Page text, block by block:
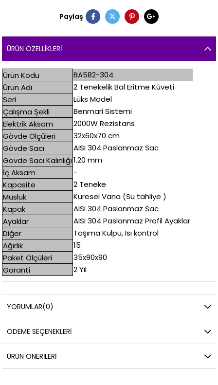
Paylaş
ÜRÜN ÖZELLIKLERI
Ürün Kodu
BA582-304
Ürün Adı
2 Tenekelik Bal Eritme Küveti
Seri
Lüks Model
Çalışma Şekli
Benmari Sistemi
Elektrik Aksam
2000W Rezistans
Gövde Ölçüleri
32x60x70 cm
Gövde Sacı
AISI 304 Paslanmaz Sac
Gövde Sacı Kalınlığı 1.20 mm
İç Aksam
-
Kapasite
2 Teneke
Musluk
Küresel Vana (Su tahliye )
Kapak
AISI 304 Paslanmaz Sac
Ayaklar
AISI 304 Paslanmaz Profil Ayaklar
Diğer
Taşıma Kulpu, Isı kontrol
Ağırlık
15
Paket Ölçüleri
35x90x90
Garanti
2 Yıl
YORUMLAR(0)
ÖDEME SEÇENEKLERI
ÜRÜN ÖNERILERI